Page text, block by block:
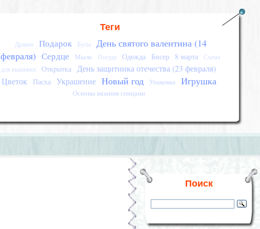
Теги
Дракон Подарок Бусы
День святого валентина (14
февраля) Сердце Мыло Посуда Одежда Бисер 8 марта
Схема
для вышивки
Открытка День защитника отечества (23 февраля)
Цветок
Пасха Украшение Новый год Упаковка Игрушка
Основы вязания спицами
Поиск